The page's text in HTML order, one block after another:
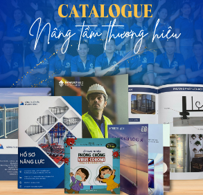
sạch sẽ hơn.
giữa bóng và mờ, mang đến sự
tạo cảm giác sang trọng và
danh thiếp, bao bì, v.v.
để hoạt động với máy in nhiệt, cho
trong các ứng dụng như in tem nhãn,